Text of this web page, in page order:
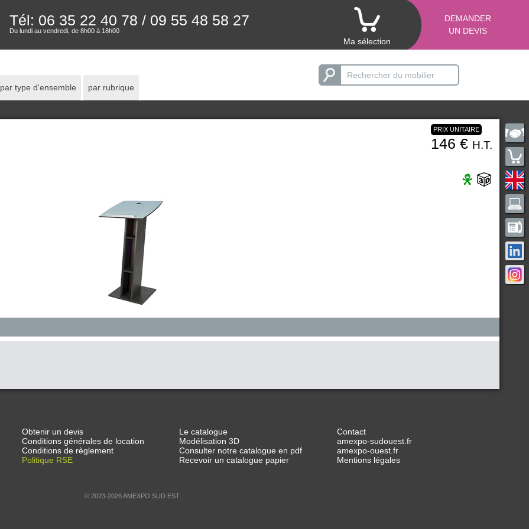
Tél: 06 35 22 40 78 / 09 55 48 58 27
Du lundi au vendredi, de 8h00 à 18h00
Ma sélection
DEMANDER
UN DEVIS
par type d'ensemble par rubrique
PRIX UNITAIRE
146 € H.T.
Obtenir un devis
Conditions générales de location
Conditions de règlement
Politique RSE
Le catalogue
Modélisation 3D
Consulter notre catalogue en pdf
Recevoir un catalogue papier
Contact
amexpo-sudouest.fr
amexpo-ouest.fr
Mentions légales
© 2023-2026 AMEXPO SUD EST